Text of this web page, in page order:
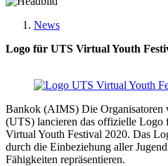
News
Logo für UTS Virtual Youth
Bankok (AIMS) Die Organisatoren
(UTS) lancieren das offizielle Logo
Virtual Youth Festival 2020. Das
durch die Einbeziehung aller
Fähigkeiten repräsentieren.